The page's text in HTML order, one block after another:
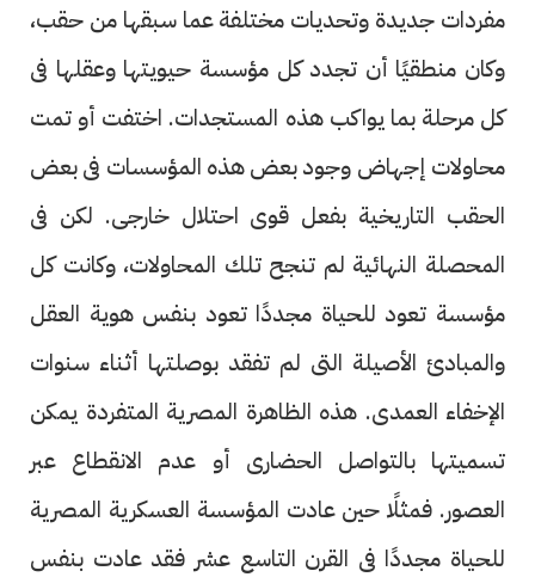
مفردات جديدة وتحديات مختلفة عما سبقها من حقب،
وكان منطقيًا أن تجدد كل مؤسسة حيويتها وعقلها فى
كل مرحلة بما يواكب هذه المستجدات. اختفت أو تمت
محاولات إجهاض وجود بعض هذه المؤسسات فى بعض
الحقب التاريخية بفعل قوى احتلال خارجى. لكن فى
المحصلة النهائية لم تنجح تلك المحاولات، وكانت كل
مؤسسة تعود للحياة مجددًا تعود بنفس هوية العقل
والمبادئ الأصيلة التى لم تفقد بوصلتها أثناء سنوات
الإخفاء العمدى. هذه الظاهرة المصرية المتفردة يمكن
تسميتها بالتواصل الحضارى أو عدم الانقطاع عبر
العصور. فمثلًا حين عادت المؤسسة العسكرية المصرية
للحياة مجددًا فى القرن التاسع عشر فقد عادت بنفس